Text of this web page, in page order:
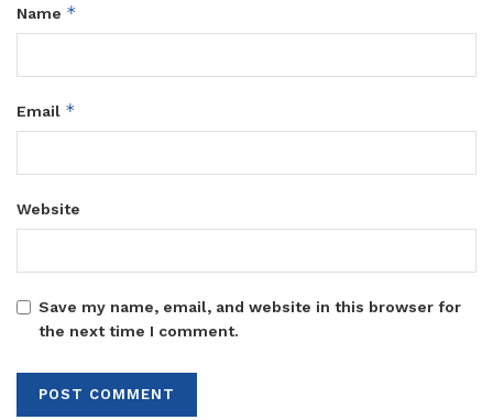
Name *
Email *
Website
Save my name, email, and website in this browser for
the next time I comment.